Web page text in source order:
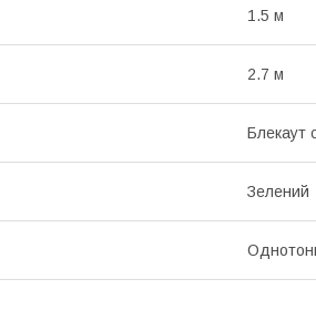
1.5 м
2.7 м
Блекаут
Зелений